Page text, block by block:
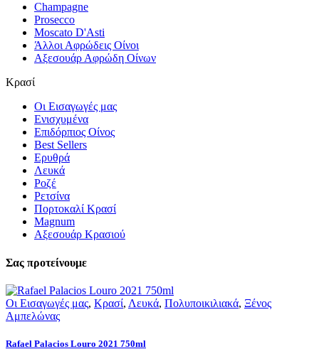
Champagne
Prosecco
Moscato D'Asti
Άλλοι Αφρώδεις Οίνοι
Αξεσουάρ Αφρώδη Οίνων
Κρασί
Οι Εισαγωγές μας
Ενισχυμένα
Επιδόρπιος Οίνος
Best Sellers
Ερυθρά
Λευκά
Ροζέ
Ρετσίνα
Πορτοκαλί Κρασί
Magnum
Αξεσουάρ Κρασιού
Σας προτείνουμε
Οι Εισαγωγές μας, Κρασί, Λευκά, Πολυποικιλιακά, Ξένος
Αμπελώνας
Rafael Palacios Louro 2021 750ml